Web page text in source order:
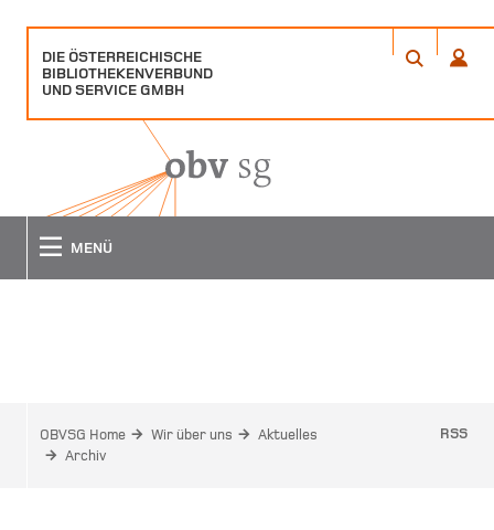
DIE ÖSTERREICHISCHE
BIBLIOTHEKENVERBUND
UND SERVICE GMBH
ÖFFNET
FENSTER
MENÜ
OBVSG Home Wir über uns
Aktuelles
Archiv
RSS